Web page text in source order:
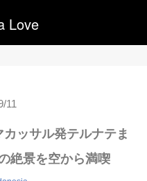
Love
11
カッサル発テルナテま
絶景を空から満喫